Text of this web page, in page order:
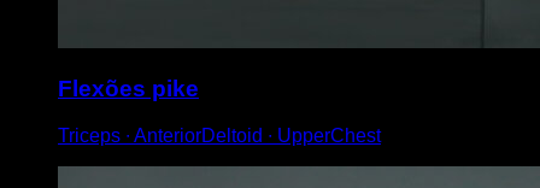
Flexões pike
Triceps ∙ AnteriorDeltoid ∙ UpperChest